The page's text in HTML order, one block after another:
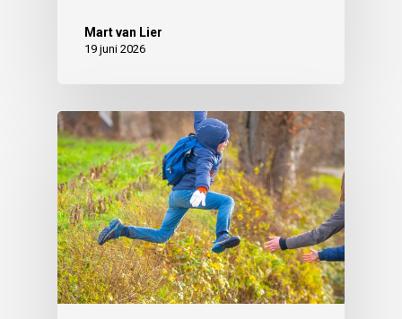
Mart van Lier
19 juni 2026